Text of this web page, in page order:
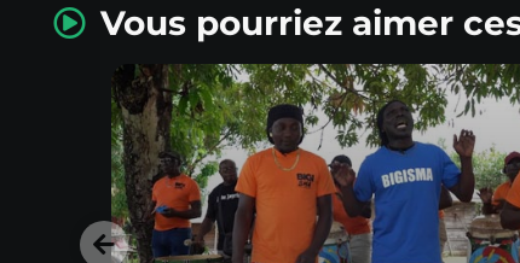
Vous pourriez aimer